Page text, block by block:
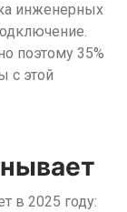
инженерных
поэтому 35%
с этой
в 2025 году: